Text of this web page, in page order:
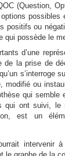
(Question,
possibles
positifs ou
qui possède le
d’une
de la prise de
s’interroge
modifié ou
qui semble
qui ont suivi, le
est un
intervenir